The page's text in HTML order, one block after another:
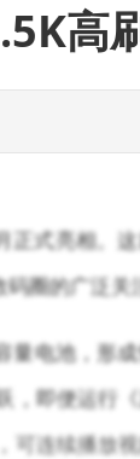
高
正式亮相。
圈的广泛关
量电池，形
即便运行《
可连续播放